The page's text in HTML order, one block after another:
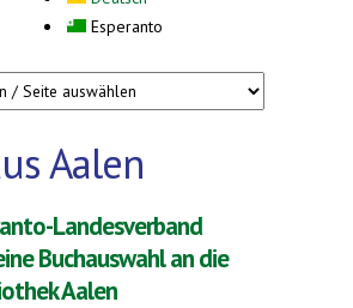
Esperanto
Aalen
Landesverband
Buchauswahl an die
Aalen